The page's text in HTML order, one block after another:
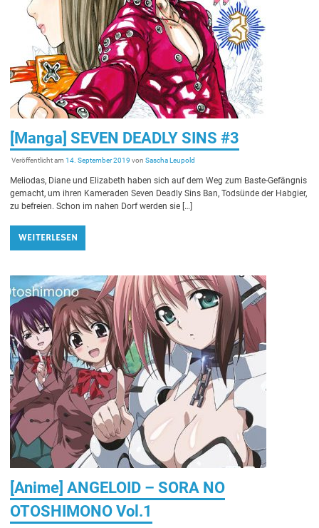
[Manga] SEVEN DEADLY SINS #3
Veröffentlicht am14. September 2019 vonSascha Leupold
Meliodas, Diane und Elizabeth haben sich auf dem Weg zum Baste-Gefängnis
gemacht, um ihren Kameraden Seven Deadly Sins Ban, Todsünde der Habgier,
zu befreien. Schon im nahen Dorf werden sie […]
WEITERLESEN
[Anime] ANGELOID – SORA NO
OTOSHIMONO Vol.1